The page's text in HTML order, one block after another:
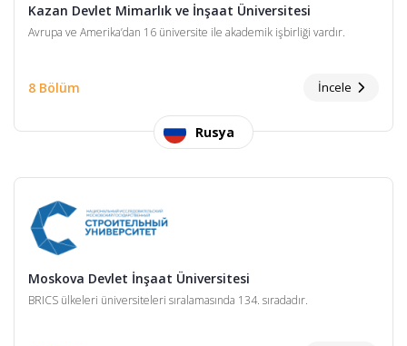
Kazan Devlet Mimarlık ve İnşaat Üniversitesi
Avrupa ve Amerika’dan 16 üniversite ile akademik işbirliği vardır.
8 Bölüm İncele
Rusya
Moskova Devlet İnşaat Üniversitesi
BRICS ülkeleri üniversiteleri sıralamasında 134. sıradadır.